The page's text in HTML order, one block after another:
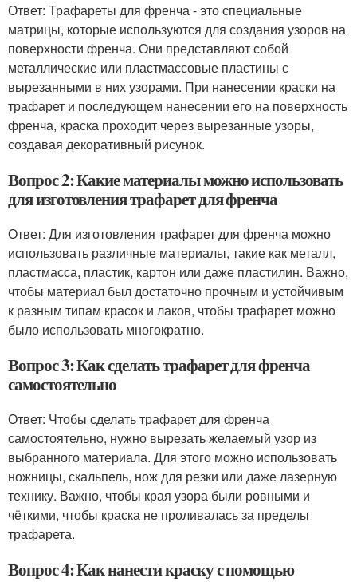
Ответ: Трафареты для френча - это специальные
матрицы, которые используются для создания узоров на
поверхности френча. Они представляют собой
металлические или пластмассовые пластины с
вырезанными в них узорами. При нанесении краски на
трафарет и последующем нанесении его на поверхность
френча, краска проходит через вырезанные узоры,
создавая декоративный рисунок.
Вопрос 2: Какие материалы можно использовать
для изготовления трафарет для френча
Ответ: Для изготовления трафарет для френча можно
использовать различные материалы, такие как металл,
пластмасса, пластик, картон или даже пластилин. Важно,
чтобы материал был достаточно прочным и устойчивым
к разным типам красок и лаков, чтобы трафарет можно
было использовать многократно.
Вопрос 3: Как сделать трафарет для френча
самостоятельно
Ответ: Чтобы сделать трафарет для френча
самостоятельно, нужно вырезать желаемый узор из
выбранного материала. Для этого можно использовать
ножницы, скальпель, нож для резки или даже лазерную
технику. Важно, чтобы края узора были ровными и
чёткими, чтобы краска не проливалась за пределы
трафарета.
Вопрос 4: Как нанести краску с помощью